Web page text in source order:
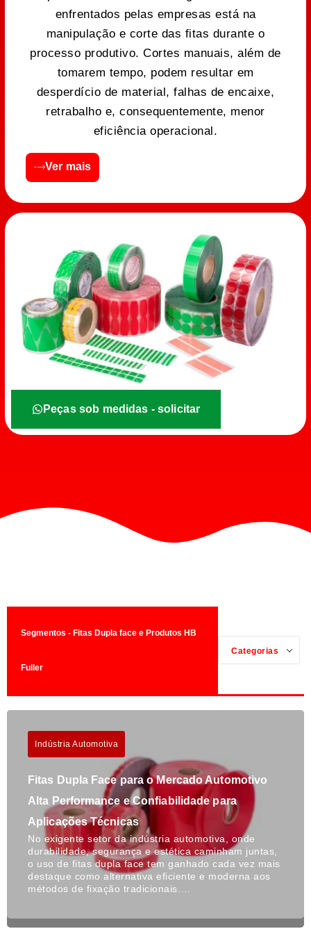
enfrentados pelas empresas está na
manipulação e corte das fitas durante o
processo produtivo. Cortes manuais, além de
tomarem tempo, podem resultar em
desperdício de material, falhas de encaixe,
retrabalho e, consequentemente, menor
eficiência operacional.
Ver mais
Peças sob medidas - solicitar
Segmentos - Fitas Dupla face e Produtos HB
Fuller
Categorias
Indústria Automotiva
Fitas Dupla Face para o Mercado Automotivo
Alta Performance e Confiabilidade para
Aplicações Técnicas
No exigente setor da indústria automotiva, onde
durabilidade, segurança e estética caminham juntas,
o uso de fitas dupla face tem ganhado cada vez mais
destaque como alternativa eficiente e moderna aos
métodos de fixação tradicionais.…